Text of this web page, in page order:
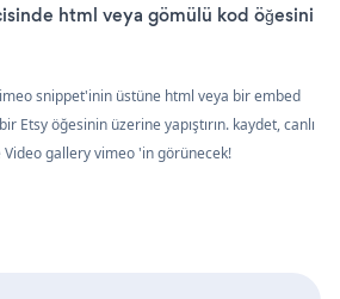
html veya gömülü kod öğesini
snippet'inin üstüne html veya bir embed
Etsy öğesinin üzerine yapıştırın. kaydet, canlı
Video gallery vimeo 'in görünecek!